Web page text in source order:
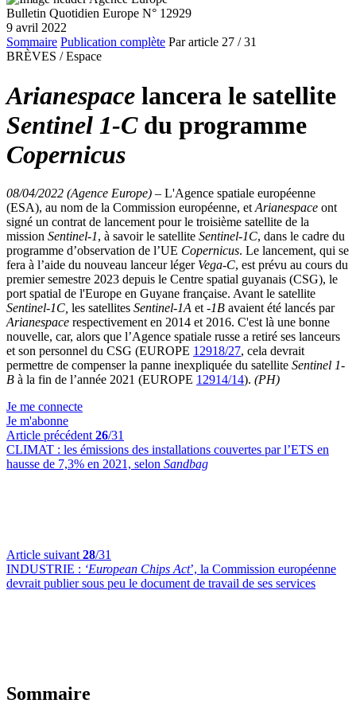
Bulletin Quotidien Europe N° 12929
9 avril 2022
Sommaire Publication complète Par article 27 / 31
BRÈVES / Espace
Arianespace lancera le satellite
Sentinel 1-Cdu programme
Copernicus
08/04/2022 (Agence Europe) – L'Agence spatiale européenne
(ESA), au nom de la Commission européenne, et Arianespace ont
signé un contrat de lancement pour le troisième satellite de la
mission Sentinel-1, à savoir le satellite Sentinel-1C, dans le cadre du
programme d’observation de l’UE Copernicus. Le lancement, qui se
fera à l’aide du nouveau lanceur léger Vega-C, est prévu au cours du
premier semestre 2023 depuis le Centre spatial guyanais (CSG), le
port spatial de l'Europe en Guyane française. Avant le satellite
Sentinel-1C, les satellites Sentinel-1A et -1B avaient été lancés par
Arianespace respectivement en 2014 et 2016. C'est là une bonne
nouvelle, car, alors que l’Agence spatiale russe a retiré ses lanceurs
et son personnel du CSG (EUROPE 12918/27, cela devrait
permettre de compenser la panne inexpliquée du satellite Sentinel 1-
B à la fin de l’année 2021 (EUROPE 12914/14). (PH)
Je me connecte
Je m'abonne
Article précédent 26/31
CLIMAT : les émissions des installations couvertes par l’ETS en
hausse de 7,3% en 2021, selon Sandbag
Article suivant 28/31
INDUSTRIE : ‘European Chips Act’, la Commission européenne
devrait publier sous peu le document de travail de ses services
Sommaire